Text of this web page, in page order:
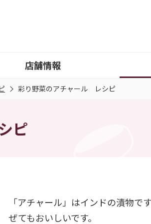
店舗情報
彩り野菜のアチャール レシピ
ピ
「アチャール」はインドの漬物
ぜてもおいしいです。